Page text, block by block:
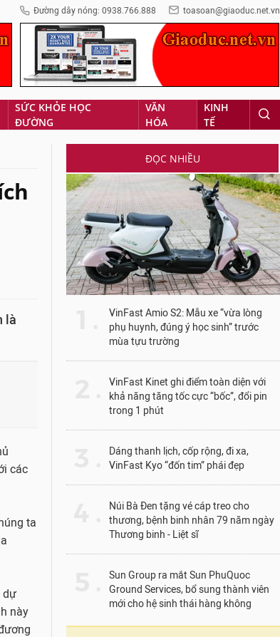
Đường dây nóng: 0938.766.888 toasoan@giaoduc.net.vn
SỨC KHỎE HỌC
ĐƯỜNG
VĂN
HÓA
KINH
TẾ
là
các
ta
dự
này
ĐỌC NHIỀU
VinFast Amio S2: Mẫu xe “vừa lòng
phụ huynh, đúng ý học sinh” trước
mùa tựu trường
VinFast Kinet ghi điểm toàn diện với
khả năng tăng tốc cực “bốc”, đổi pin
trong 1 phút
Dáng thanh lịch, cốp rộng, đi xa,
VinFast Kyo “đốn tim” phái đẹp
Núi Bà Đen tặng vé cáp treo cho
thương, bệnh binh nhân 79 năm ngày
Thương binh - Liệt sĩ
Sun Group ra mắt Sun PhuQuoc
Ground Services, bổ sung thành viên
mới cho hệ sinh thái hàng không